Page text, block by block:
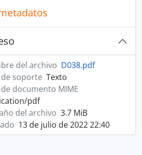
del archivo D038.pdf
soporte Texto
documento MIME
pdf
del archivo 3.7 MiB
13 de julio de 2022 22:40